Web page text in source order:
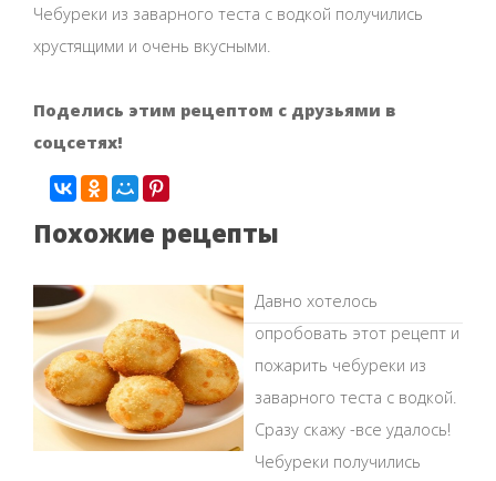
Чебуреки из заварного теста с водкой получились
хрустящими и очень вкусными.
Поделись этим рецептом с друзьями в
соцсетях!
Похожие рецепты
Давно хотелось
опробовать этот рецепт и
пожарить чебуреки из
заварного теста с водкой.
Сразу скажу -все удалось!
Чебуреки получились